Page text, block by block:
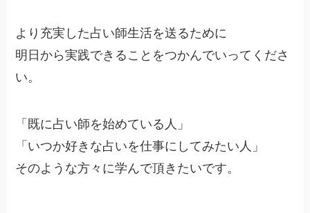
より充実した占い師生活を送るために
明日から実践できることをつかんでいってくださ
い。
「既に占い師を始めている人」
「いつか好きな占いを仕事にしてみたい人」
そのような方々に学んで頂きたいです。